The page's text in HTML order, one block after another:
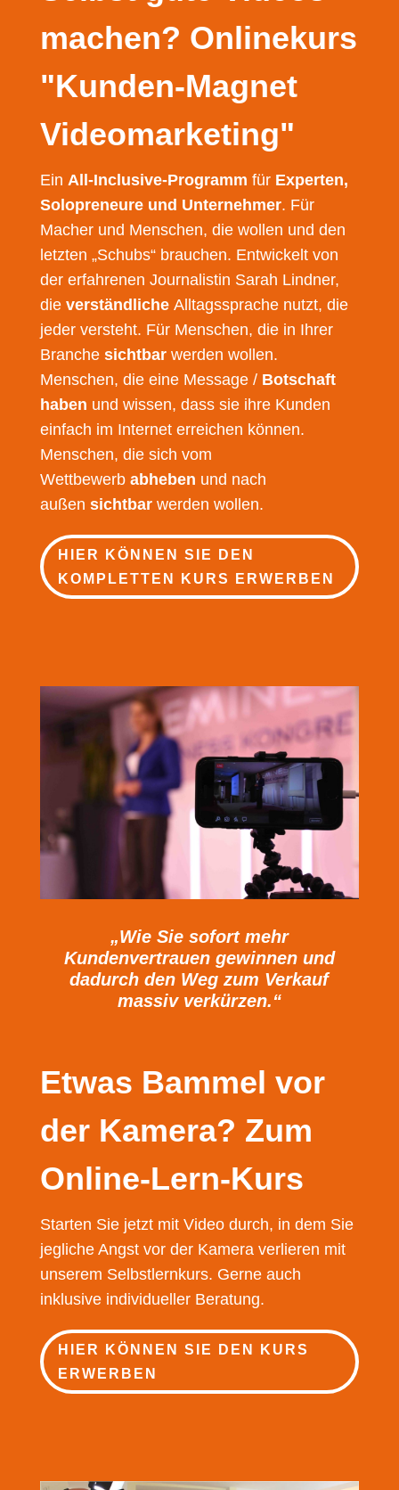
machen? Onlinekurs
"Kunden-Magnet
Videomarketing"
Ein All-Inclusive-Programm für Experten,
Solopreneure und Unternehmer. Für
Macher und Menschen, die wollen und den
letzten „Schubs“ brauchen. Entwickelt von
der erfahrenen Journalistin Sarah Lindner,
die verständlicheAlltagssprache nutzt, die
jeder versteht. Für Menschen, die in Ihrer
Branche sichtbarwerden wollen.
Menschen, die eine Message / Botschaft
haben und wissen, dass sie ihre Kunden
einfach im Internet erreichen können.
Menschen, die sich vom
Wettbewerbabheben und nach
außen sichtbarwerden wollen.
HIER KÖNNEN SIE DEN
KOMPLETTEN KURS ERWERBEN
„Wie Sie sofort mehr
Kundenvertrauen gewinnen und
dadurch den Weg zum Verkauf
massiv verkürzen.“
Etwas Bammel vor
der Kamera? Zum
Online-Lern-Kurs
Starten Sie jetzt mit Video durch, in dem Sie
jegliche Angst vor der Kamera verlieren mit
unserem Selbstlernkurs. Gerne auch
inklusive individueller Beratung.
HIER KÖNNEN SIE DEN KURS
ERWERBEN